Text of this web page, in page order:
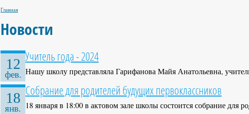
Главная
Новости
12
фев.
Учитель года - 2024
Нашу школу представляла Гарифанова Майя Анатольевна,
18
янв.
Собрание для родителей будущих первоклассников
18 января в 18:00 в актовом зале школы состоится собрание для